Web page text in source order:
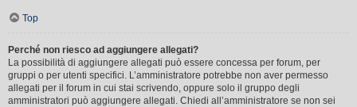
Top
Perché non riesco ad aggiungere allegati?
La possibilità di aggiungere allegati può essere concessa per forum, per
gruppi o per utenti specifici. L’amministratore potrebbe non aver permesso
allegati per il forum in cui stai scrivendo, oppure solo il gruppo degli
amministratori può aggiungere allegati. Chiedi all’amministratore se non sei